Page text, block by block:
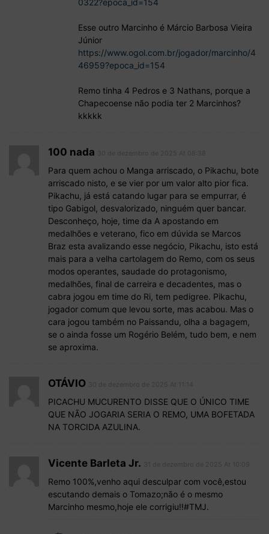
0322?epoca_id=154
Esse outro Marcinho é Márcio Barbosa Vieira
Júnior
https://www.ogol.com.br/jogador/marcinho/4
46959?epoca_id=154
Remo tinha 4 Pedros e 3 Nathans, porque a
Chapecoense não podia ter 2 Marcinhos?
kkkkk
100 nada
Para quem achou o Manga arriscado, o Pikachu, bote
arriscado nisto, e se vier por um valor alto pior fica.
Pikachu, já está catando lugar para se empurrar, é
tipo Gabigol, desvalorizado, ninguém quer bancar.
Desconheço, hoje, time da A apostando em
medalhões e veterano, fico em dúvida se Marcos
Braz esta avalizando esse negócio, Pikachu, isto está
mais para a velha cartolagem do Remo, com os seus
modos operantes, saudade do protagonismo,
medalhões, final de carreira e decadentes, mas o
cabra jogou em time do Ri, tem pedigree. Pikachu,
jogador comum que levou sorte, mas acabou. Mas o
cara jogou também no Paissandu, olha a bagagem,
se o ainda fosse um Rogério Belém, tudo bem, e nem
se aproxima.
OTÁVIO
PICACHU MUCURENTO DISSE QUE O ÚNICO TIME
QUE NÃO JOGARIA SERIA O REMO, UMA BOFETADA
NA TORCIDA AZULINA.
Vicente Barleta Jr.
Remo 100%,venho aqui desculpar com você,estou
escutando demais o Tomazo;não é o mesmo
Marcinho mesmo,hoje ele corrigiu!!#TMJ.